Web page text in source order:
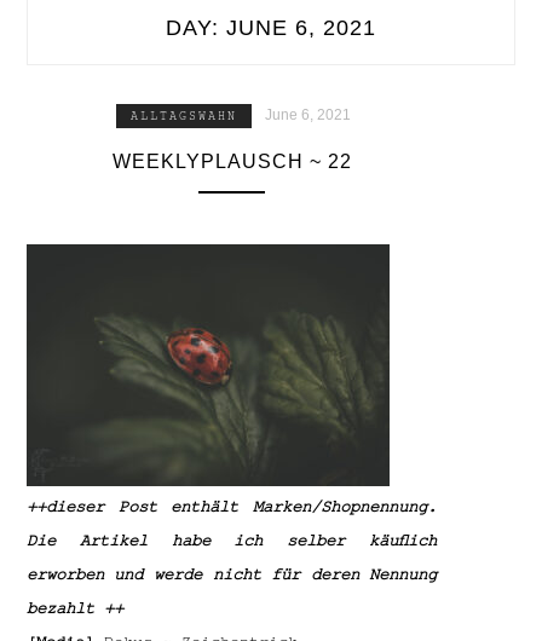
DAY: JUNE 6, 2021
ALLTAGSWAHN June 6, 2021
WEEKLYPLAUSCH ~ 22
++dieser Post enthält Marken/Shopnennung.
Die Artikel habe ich selber käuflich
erworben und werde nicht für deren Nennung
bezahlt ++